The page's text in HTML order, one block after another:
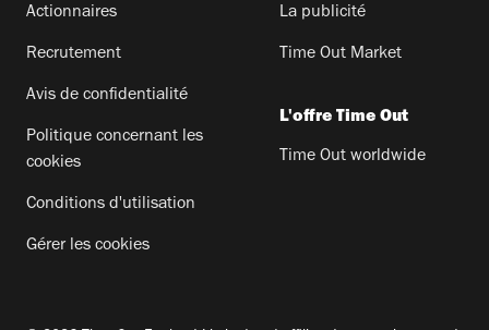
Actionnaires
Recrutement
Avis de confidentialité
Politique concernant les
cookies
Conditions d'utilisation
Gérer les cookies
La publicité
Time Out Market
L'offre Time Out
Time Out worldwide